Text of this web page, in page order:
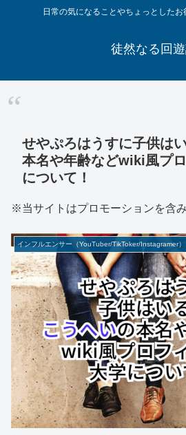
日常の気になることやちょっとしたお
徒然なる回
せやぷろはうすに子供は
本名や年齢などwiki風プ
について！
※当サイトはプロモーションを含
インフルエンサー（YouTuber/TikToker/Instagramer）